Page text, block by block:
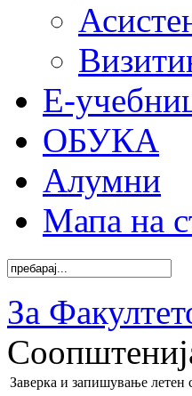
Е-
ОБУКА
Алумни
Мапа на
За
Заверка и запишување летен